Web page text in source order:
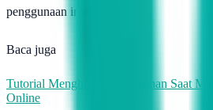
penggunaan internet.
Baca juga
Tutorial Menghindari Kesalahan Saat
Online